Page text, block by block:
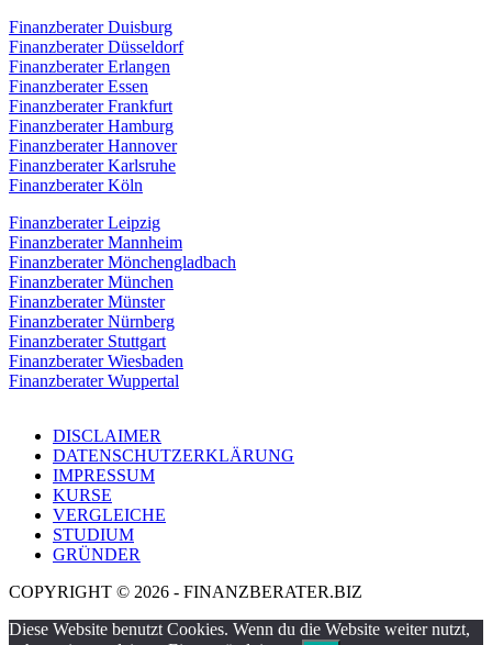
Finanzberater Duisburg
Finanzberater Düsseldorf
Finanzberater Erlangen
Finanzberater Essen
Finanzberater Frankfurt
Finanzberater Hamburg
Finanzberater Hannover
Finanzberater Karlsruhe
Finanzberater Köln
Finanzberater Leipzig
Finanzberater Mannheim
Finanzberater Mönchengladbach
Finanzberater München
Finanzberater Münster
Finanzberater Nürnberg
Finanzberater Stuttgart
Finanzberater Wiesbaden
Finanzberater Wuppertal
DISCLAIMER
DATENSCHUTZERKLÄRUNG
IMPRESSUM
KURSE
VERGLEICHE
STUDIUM
GRÜNDER
COPYRIGHT © 2026 - FINANZBERATER.BIZ
Diese Website benutzt Cookies. Wenn du die Website weiter nutzt,